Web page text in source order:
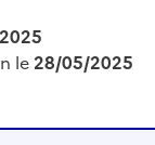
le28/05/2025